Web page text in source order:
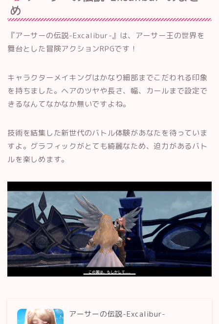
め
『アーサーの伝説-Excalibur-』は、アーサー王の世界を
舞台とした冒険アクションRPGです！
キャラクターメイキングはかなり細部までこだわれる印象
を持ちました。ヘアのツヤや長さ、幅、カールまで設定で
きるなんてなかなか無いですよね。
技術を結集した新世代のバトル体験があなたを待っていま
すよ。グラフィックがとても綺麗なため、迫力があるバト
ルを楽しめます。
アーサーの伝説-Excalibur-